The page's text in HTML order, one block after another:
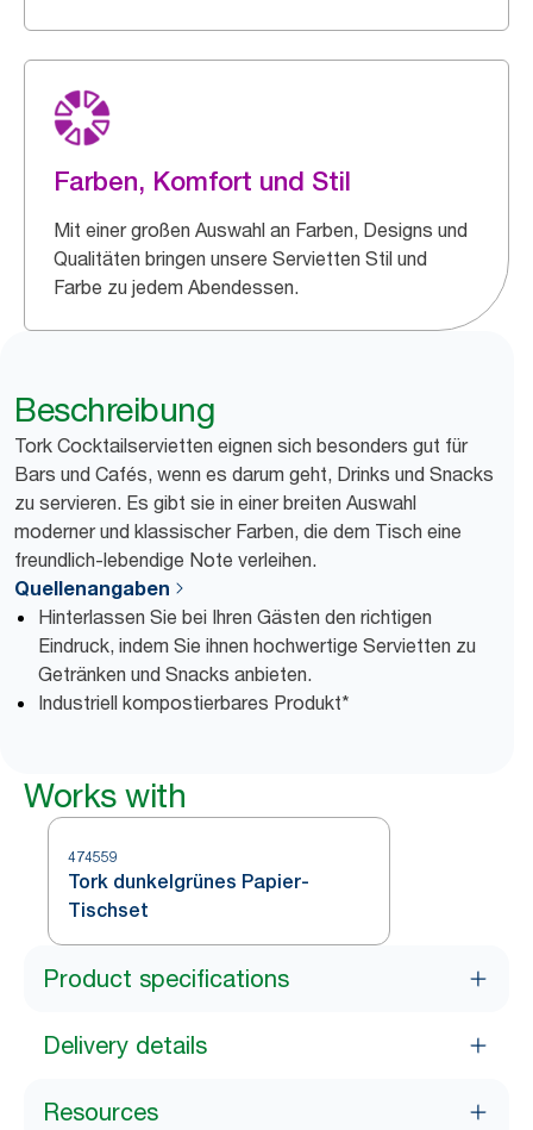
Farben, Komfort und Stil
Mit einer großen Auswahl an Farben, Designs und
Qualitäten bringen unsere Servietten Stil und
Farbe zu jedem Abendessen.
Beschreibung
Tork Cocktailservietten eignen sich besonders gut für
Bars und Cafés, wenn es darum geht, Drinks und Snacks
zu servieren. Es gibt sie in einer breiten Auswahl
moderner und klassischer Farben, die dem Tisch eine
freundlich-lebendige Note verleihen.
Quellenangaben
Hinterlassen Sie bei Ihren Gästen den richtigen
Eindruck, indem Sie ihnen hochwertige Servietten zu
Getränken und Snacks anbieten.
Industriell kompostierbares Produkt*
Works with
474559
Tork dunkelgrünes Papier-
Tischset
Product specifications
Delivery details
Resources